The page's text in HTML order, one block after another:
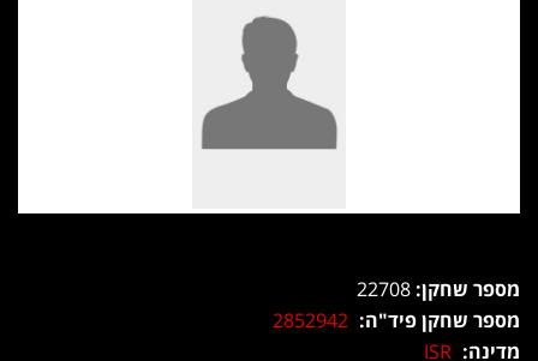
מספר שחקן:
מספר שחקן פיד"ה: 2852942
מדינה: ISR